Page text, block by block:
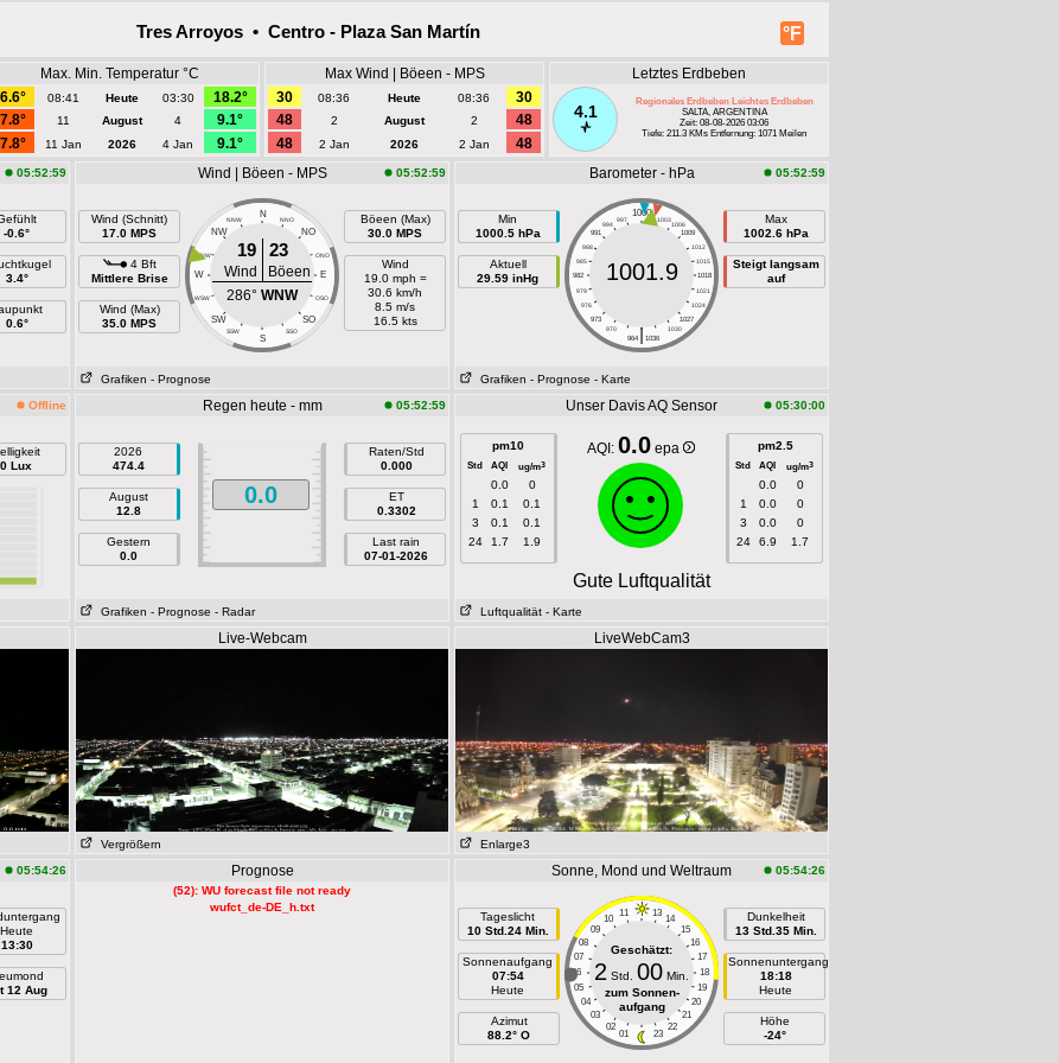
°F
Tres Arroyos • Centro - Plaza San Martín
Max. Min. Temperatur °C
08:41 Heute 03:30
18.2°
11 August 4
9.1°
11 Jan 2026 4 Jan 9.1°
Max Wind | Böeen - MPS
30
08:36 Heute 08:36
30
48
2 August 2
48
48
2 Jan 2026 2 Jan 48
Letztes Erdbeben
4.1
Regionales Erdbeben Leichtes Erdbeben
SALTA, ARGENTINA
Zeit: 08-08-2026 03:06
Tiefe: 211.3 KMs Entfernung: 1071 Meilen
05:52:59
-0.6°
3.4°
0.6°
Wind | Böeen - MPS 05:52:59
Wind (Schnitt)
17.0 MPS
4 Bft
Mittlere Brise
Wind (Max)
35.0 MPS
N
NNW NNO
NW NO
WNW ONO
W E
WSW OSO
SW SO
SSW SSO
S
19 23
Wind
Böeen
286° WNW
Böeen (Max)
30.0 MPS
Wind
19.0 mph =
30.6 km/h
8.5 m/s
16.5 kts
Grafiken - Prognose
Barometer - hPa 05:52:59
Min
1000.5 hPa
Aktuell
29.59 inHg
1000
997 1003
994
1006
991
1009
988
1012
985
1015
982
1018
979
1021
976
1024
973
1027
970
1030
|
964 1036
1001.9
Max
1002.6 hPa
Steigt langsam
auf
Grafiken - Prognose - Karte
Offline
0 Lux
Regen heute - mm 05:52:59
2026
474.4
August
12.8
Gestern
0.0
0.0
Raten/Std
0.000
ET
0.3302
Last rain
07-01-2026
Grafiken - Prognose - Radar
Unser Davis AQ Sensor 05:30:00
pm10
Std AQI ug/m3
0.0
0
1
0.1
0.1
3
0.1
0.1
24
1.7 1.9
AQI: 0.0 epa pm2.5
Std AQI ug/m3
0.0
0
1
0.0
0
3
0.0
0
24
6.9 1.7
Gute Luftqualität
Luftqualität - Karte
Live-Webcam
Vergrößern
LiveWebCam3
Enlarge3
05:54:26
Heute
13:30
12 Aug
Prognose
(52): WU forecast file not ready
wufct_de-DE_h.txt
Sonne, Mond und Weltraum 05:54:26
Tageslicht
10 Std.24 Min.
Sonnenaufgang
07:54
Heute
Azimut
88.2° O
11 13
10
14
09
15
08
16
07
17
06
18
05
19
04
20
03
21
02
22
01 23
Geschätzt:
2 Std. 00 Min.
zum Sonnen-
aufgang
Dunkelheit
13 Std.35 Min.
Sonnenuntergang
18:18
Heute
Höhe
-24°